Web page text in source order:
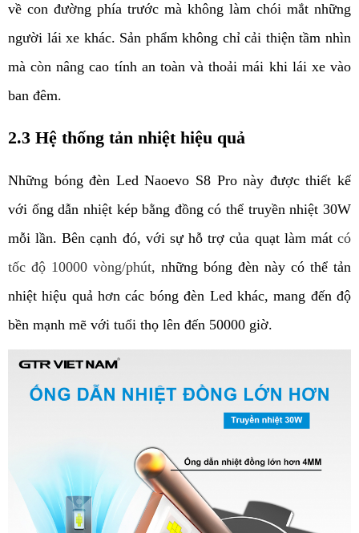
về con đường phía trước mà không làm chói mắt những
người lái xe khác. Sản phẩm không chỉ cải thiện tầm nhìn
mà còn nâng cao tính an toàn và thoải mái khi lái xe vào
ban đêm.
2.3 Hệ thống tản nhiệt hiệu quả
Những bóng đèn Led Naoevo S8 Pro này được thiết kế
với ống dẫn nhiệt kép bằng đồng có thể truyền nhiệt 30W
mỗi lần. Bên cạnh đó, với sự hỗ trợ của quạt làm mát có
tốc độ 10000 vòng/phút, những bóng đèn này có thể tản
nhiệt hiệu quả hơn các bóng đèn Led khác, mang đến độ
bền mạnh mẽ với tuổi thọ lên đến 50000 giờ.